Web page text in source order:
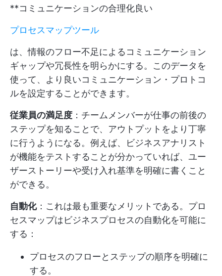
**コミュニケーションの合理化良い
プロセスマップツール
は、情報のフロー不足によるコミュニケーション
ギャップや冗長性を明らかにする。このデータを
使って、より良いコミュニケーション・プロトコ
ルを設定することができます。
従業員の満足度 ：チームメンバーが仕事の前後の
ステップを知ることで、アウトプットをより丁寧
に行うようになる。例えば、ビジネスアナリスト
が機能をテストすることが分かっていれば、ユー
ザーストーリーや受け入れ基準を明確に書くこと
ができる。
自動化：これは最も重要なメリットである。プロ
セスマップはビジネスプロセスの自動化を可能に
する：
プロセスのフローとステップの順序を明確に
する。